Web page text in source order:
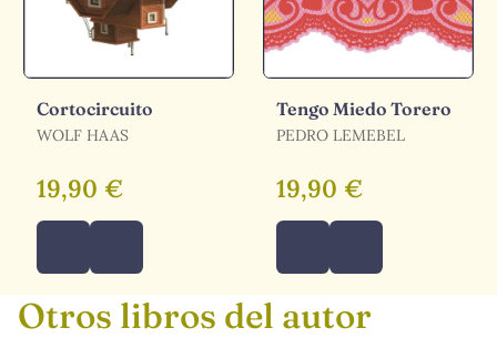
Cortocircuito
WOLF HAAS
19,90 €
Tengo Miedo Torero
PEDRO LEMEBEL
19,90 €
Otros libros del autor